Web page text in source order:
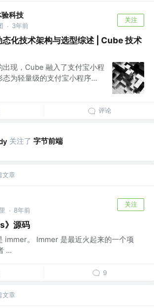
科技
· 3年前
关注
态化技术架构与选型综述 | Cube 技术
出现，Cube 融入了支付宝小程
态为轻量级的支付宝小程序...
评论
关注了 字节前端
文章
· 8年前
关注
》源码
immer。 Immer 是最近火起来的一个项
...
9
文章